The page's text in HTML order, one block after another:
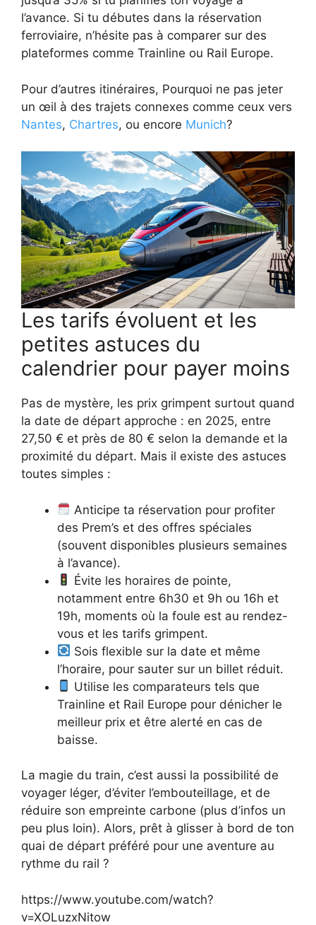
l’avance. Si tu débutes dans la réservation
ferroviaire, n’hésite pas à comparer sur des
plateformes comme Trainline ou Rail Europe.
Pour d’autres itinéraires, Pourquoi ne pas jeter
un œil à des trajets connexes comme ceux vers
Nantes, Chartres, ou encore Munich?
Les tarifs évoluent et les
petites astuces du
calendrier pour payer moins
Pas de mystère, les prix grimpent surtout quand
la date de départ approche : en 2025, entre
27,50 € et près de 80 € selon la demande et la
proximité du départ. Mais il existe des astuces
toutes simples :
Anticipe ta réservation pour profiter
des Prem’s et des offres spéciales
(souvent disponibles plusieurs semaines
à l’avance).
Évite les horaires de pointe,
notamment entre 6h30 et 9h ou 16h et
19h, moments où la foule est au rendez-
vous et les tarifs grimpent.
Sois flexible sur la date et même
l’horaire, pour sauter sur un billet réduit.
Utilise les comparateurs tels que
Trainline et Rail Europe pour dénicher le
meilleur prix et être alerté en cas de
baisse.
La magie du train, c’est aussi la possibilité de
voyager léger, d’éviter l’embouteillage, et de
réduire son empreinte carbone (plus d’infos un
peu plus loin). Alors, prêt à glisser à bord de ton
quai de départ préféré pour une aventure au
rythme du rail ?
https://www.youtube.com/watch?
v=XOLuzxNitow